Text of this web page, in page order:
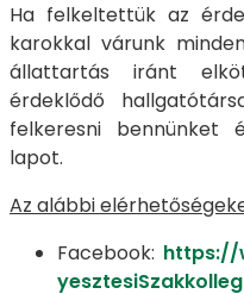
Ha felkeltettük az
karokkal várunk
állattartás iránt
érdeklődő
felkeresni bennünket
lapot.
Az alábbi
Facebook: https://